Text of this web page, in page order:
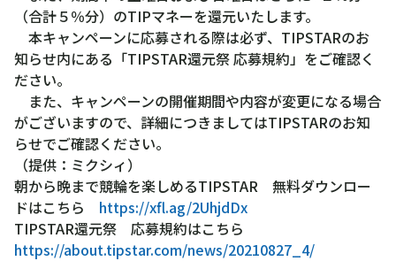
（合計５％分）のTIPマネーを還元いたします。
本キャンペーンに応募される際は必ず、TIPSTARのお
知らせ内にある「TIPSTAR還元祭 応募規約」をご確認く
ださい。
また、キャンペーンの開催期間や内容が変更になる場合
がございますので、詳細につきましてはTIPSTARのお知
らせでご確認ください。
（提供：ミクシィ）
朝から晩まで競輪を楽しめるTIPSTAR 無料ダウンロー
ドはこちら https://xfl.ag/2UhjdDx
TIPSTAR還元祭 応募規約はこちら
https://about.tipstar.com/news/20210827_4/